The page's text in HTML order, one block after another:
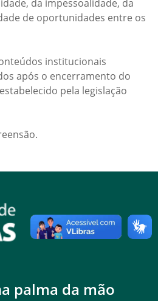
da impessoalidade, da
de oportunidades entre os
institucionais
após o encerramento do
pela legislação
palma da mão